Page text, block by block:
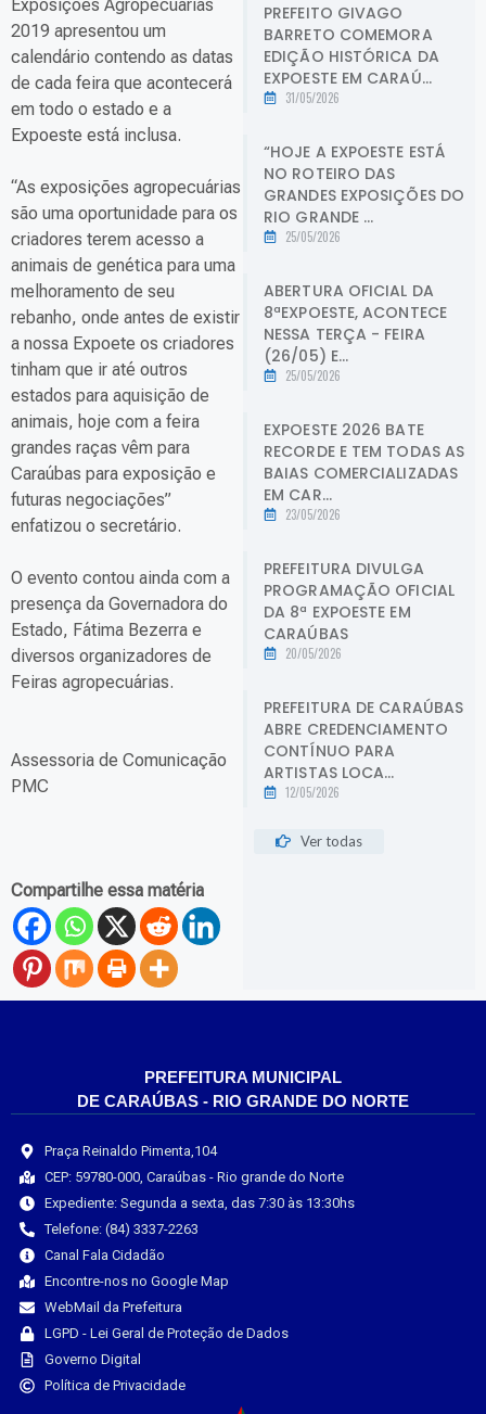
Exposições Agropecuárias
2019 apresentou um
calendário contendo as datas
de cada feira que acontecerá
em todo o estado e a
Expoeste está inclusa.
“As exposições agropecuárias
são uma oportunidade para os
criadores terem acesso a
animais de genética para uma
melhoramento de seu
rebanho, onde antes de existir
a nossa Expoete os criadores
tinham que ir até outros
estados para aquisição de
animais, hoje com a feira
grandes raças vêm para
Caraúbas para exposição e
futuras negociações”
enfatizou o secretário.
O evento contou ainda com a
presença da Governadora do
Estado, Fátima Bezerra e
diversos organizadores de
Feiras agropecuárias.
Assessoria de Comunicação
PMC
Compartilhe essa matéria
PREFEITO GIVAGO
BARRETO COMEMORA
EDIÇÃO HISTÓRICA DA
EXPOESTE EM CARAÚ...
31/05/2026
“HOJE A EXPOESTE ESTÁ
NO ROTEIRO DAS
GRANDES EXPOSIÇÕES DO
RIO GRANDE ...
25/05/2026
ABERTURA OFICIAL DA
8ªEXPOESTE, ACONTECE
NESSA TERÇA - FEIRA
(26/05) E...
25/05/2026
EXPOESTE 2026 BATE
RECORDE E TEM TODAS AS
BAIAS COMERCIALIZADAS
EM CAR...
23/05/2026
PREFEITURA DIVULGA
PROGRAMAÇÃO OFICIAL
DA 8ª EXPOESTE EM
CARAÚBAS
20/05/2026
PREFEITURA DE CARAÚBAS
ABRE CREDENCIAMENTO
CONTÍNUO PARA
ARTISTAS LOCA...
12/05/2026
Ver todas
PREFEITURA MUNICIPAL
DE CARAÚBAS - RIO GRANDE DO NORTE
Praça Reinaldo Pimenta,104
CEP: 59780-000, Caraúbas - Rio grande do Norte
Expediente: Segunda a sexta, das 7:30 às 13:30hs
Telefone: (84) 3337-2263
Canal Fala Cidadão
Encontre-nos no Google Map
WebMail da Prefeitura
LGPD - Lei Geral de Proteção de Dados
Governo Digital
Política de Privacidade